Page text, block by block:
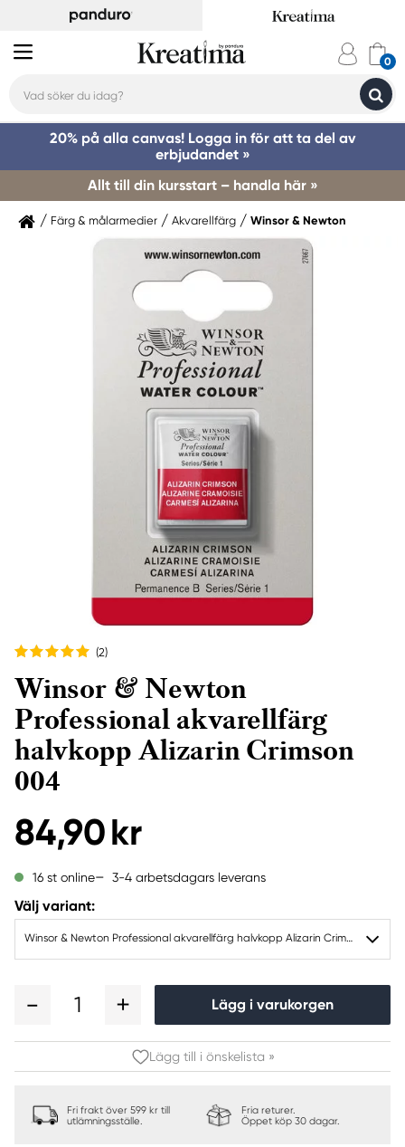
20% på alla canvas! Logga in för att ta del av
erbjudandet »
Allt till din kursstart – handla här »
Färg & målarmedier Akvarellfärg Winsor & Newton
(2)
Winsor & Newton
Professional akvarellfärg
halvkopp Alizarin Crimson
004
84,90 kr
16 st online 3-4 arbetsdagars leverans
Välj variant:
Winsor & Newton Professional akvarellfärg halvkopp Alizarin Crimson 004
1 Lägg i varukorgen
Lägg till i önskelista »
Fri frakt över 599 kr till
utlämningsställe.
Fria returer.
Öppet köp 30 dagar.